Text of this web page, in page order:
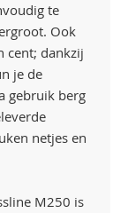
te
Ook
cent; dankzij
je de
gebruik berg
netjes en
M250 is